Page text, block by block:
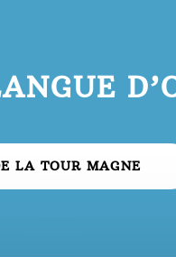
LA TOUR MAGNE